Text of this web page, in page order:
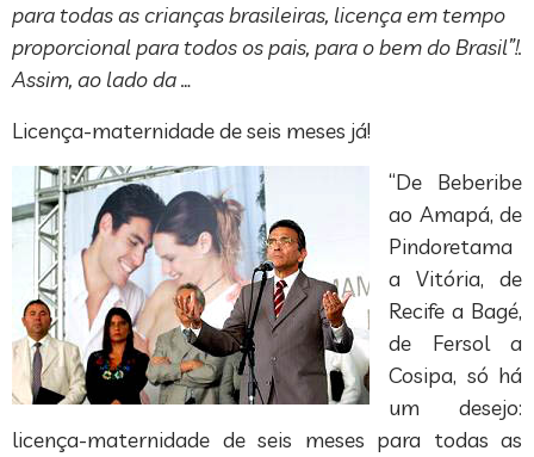
para todas as crianças brasileiras, licença em tempo
proporcional para todos os pais, para o bem do Brasil”!.
Assim, ao lado da …
Licença-maternidade de seis meses já!
“De Beberibe
ao Amapá, de
Pindoretama
a Vitória, de
Recife a Bagé,
de Fersol a
Cosipa, só há
um desejo:
licença-maternidade de seis meses para todas as